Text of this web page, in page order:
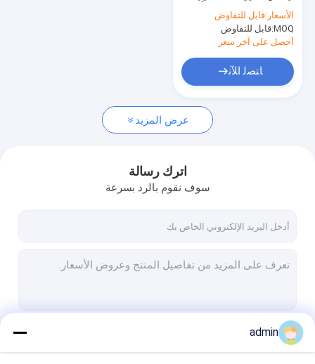
سبائك سيليكون الكالسيوم
فيرو تيتانيوم
Recarburizer
صهر حراري
الأسعار:قابل للتفاوض
MOQ: قابل للتفاوض
أحصل على آخر سعر
ﺎﺘﺼﻟ ﺍﻶﻧ
عرض المزيد
اترك رسالة
سوف نقوم بالرد بسرعة
admin